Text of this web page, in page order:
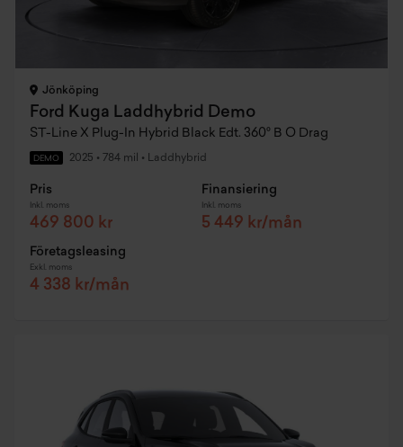
Jönköping
Ford Kuga Laddhybrid Demo
ST-Line X Plug-In Hybrid Black Edt. 360° B O Drag
DEMO 2025 • 784 mil • Laddhybrid
Pris
Inkl. moms
469 800 kr
Finansiering
Inkl. moms
5 449 kr/mån
Företagsleasing
Exkl. moms
4 338 kr/mån